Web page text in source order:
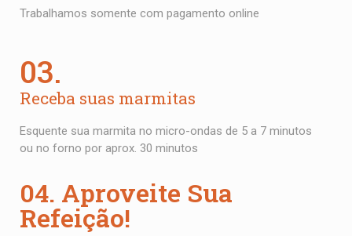
Trabalhamos somente com pagamento online
03.
Receba suas marmitas
Esquente sua marmita no micro-ondas de 5 a 7 minutos
ou no forno por aprox. 30 minutos
04. Aproveite Sua
Refeição!